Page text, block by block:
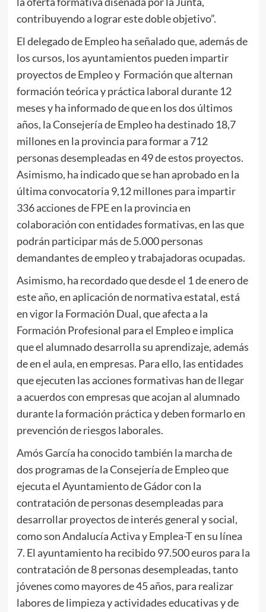
contribuyendo a lograr este doble objetivo”.
El delegado de Empleo ha señalado que, además de
los cursos, los ayuntamientos pueden impartir
proyectos de Empleo y Formación que alternan
formación teórica y práctica laboral durante 12
meses y ha informado de que en los dos últimos
años, la Consejería de Empleo ha destinado 18,7
millones en la provincia para formar a 712
personas desempleadas en 49 de estos proyectos.
Asimismo, ha indicado que se han aprobado en la
última convocatoria 9,12 millones para impartir
336 acciones de FPE en la provincia en
colaboración con entidades formativas, en las que
podrán participar más de 5.000 personas
demandantes de empleo y trabajadoras ocupadas.
Asimismo, ha recordado que desde el 1 de enero de
este año, en aplicación de normativa estatal, está
en vigor la Formación Dual, que afecta a la
Formación Profesional para el Empleo e implica
que el alumnado desarrolla su aprendizaje, además
de en el aula, en empresas. Para ello, las entidades
que ejecuten las acciones formativas han de llegar
a acuerdos con empresas que acojan al alumnado
durante la formación práctica y deben formarlo en
prevención de riesgos laborales.
Amós García ha conocido también la marcha de
dos programas de la Consejería de Empleo que
ejecuta el Ayuntamiento de Gádor con la
contratación de personas desempleadas para
desarrollar proyectos de interés general y social,
como son Andalucía Activa y Emplea-T en su línea
7. El ayuntamiento ha recibido 97.500 euros para la
contratación de 8 personas desempleadas, tanto
jóvenes como mayores de 45 años, para realizar
labores de limpieza y actividades educativas y de